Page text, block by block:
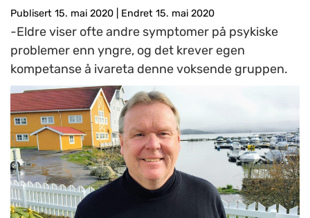
Publisert 15. mai 2020 Endret 15. mai 2020
-Eldre viser ofte andre symptomer på psykiske
problemer enn yngre, og det krever egen
kompetanse å ivareta denne voksende gruppen.